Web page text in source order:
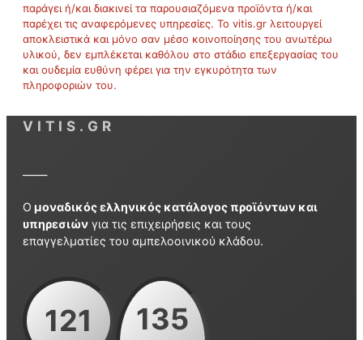
παράγει ή/και διακινεί τα παρουσιαζόμενα προϊόντα ή/και
παρέχει τις αναφερόμενες υπηρεσίες. Το vitis.gr λειτουργεί
αποκλειστικά και μόνο σαν μέσο κοινοποίησης του ανωτέρω
υλικού, δεν εμπλέκεται καθόλου στο στάδιο επεξεργασίας του
και ουδεμία ευθύνη φέρει για την εγκυρότητα των
πληροφοριών του.
VITIS.GR
Ο μοναδικός ελληνικός κατάλογος προϊόντων και
υπηρεσιών για τις επιχειρήσεις και τους
επαγγελματίες του αμπελοοινικού κλάδου.
121 135